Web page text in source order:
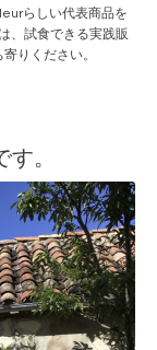
らしい代表商品を
、試食できる実践販
りください。
。